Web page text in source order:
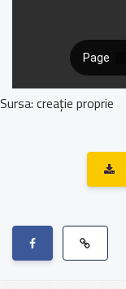
Sursa: creație proprie